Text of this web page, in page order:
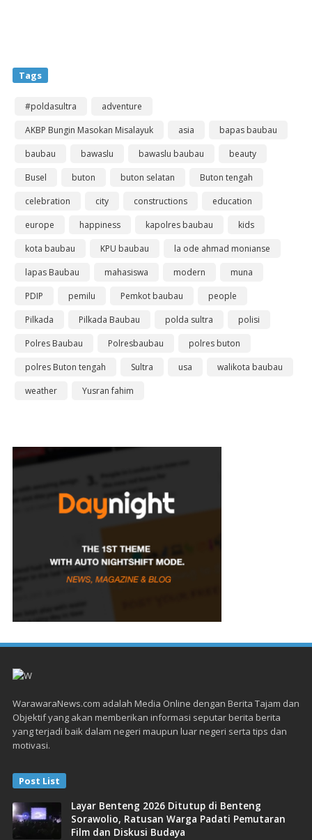
Tags
#poldasultra
adventure
AKBP Bungin Masokan Misalayuk
asia
bapas baubau
baubau
bawaslu bawaslu baubau
beauty
Busel
buton buton selatan
Buton tengah
celebration
city constructions
education
europe
happiness kapolres baubau
kids
kota baubau
KPU baubau
la ode ahmad monianse
lapas Baubau
mahasiswa modern
muna
PDIP
pemilu Pemkot baubau
people
Pilkada
Pilkada Baubau polda sultra
polisi
Polres Baubau
Polresbaubau
polres buton
polres Buton tengah
Sultra usa
walikota baubau
weather
Yusran fahim
WarawaraNews.com adalah Media Online dengan Berita Tajam dan
Objektif yang akan memberikan informasi seputar berita berita
yang terjadi baik dalam negeri maupun luar negeri serta tips dan
motivasi.
Post List
Layar Benteng 2026 Ditutup di Benteng
Sorawolio, Ratusan Warga Padati Pemutaran
Film dan Diskusi Budaya